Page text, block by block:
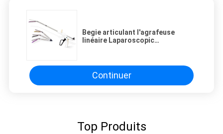
Begie articulant l'agrafeuse
linéaire Laparoscopic
Continuer
Top Produits